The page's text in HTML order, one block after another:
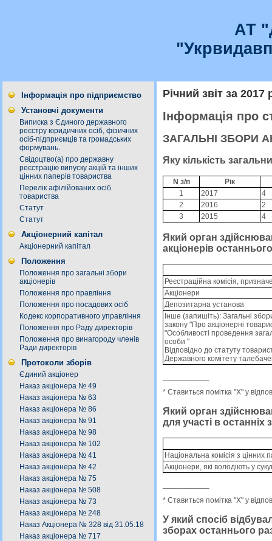
АТ
Інформація про підприємство
Установчі документи
Виписка з Єдиного державного
реєстру юридичних осіб, фізичних
осіб-підприємців та громадських
формувань.
Свідоцтво(а) про державну
реєстрацію випуску акцій та інших
цінних паперів товариства
Перелік афілійованих осіб
товариства
Статут
Статут
Акціонерний капітал
Акціонерний капітал
Положення
Положення про загальні збори
акціонерів
Положення про правління
Положення про посадових осіб
Кодекс корпоративного управління
Положення про Раду директорів
Положення про винагороду членів
Ради директорів
Протоколи зборів
Єдиний акціонер
Наказ акціонера № 49
Наказ акціонера № 63
Наказ акціонера № 86
Наказ акціонера № 91
Наказ акціонера № 98
Наказ акціонера № 102
Наказ акціонера № 41
Наказ акціонера № 42
Наказ акціонера № 75
Наказ акціонера № 508
Наказ акціонера № 73
Наказ акціонера № 248
Наказ Акціонера № 328 від 31.05.18
Наказ акціонера № 717
Річний звіт за 2017
Інформація про
ЗАГАЛЬНІ ЗБОРИ
Яку кількість
N з/п
Рік
1
2017
4
2
2016
2
3
2015 4
Який орган
акціонерів
Реєстраційна комісія,
Акціонери
Депозитарна установа
Інше (запишіть): Загальнi
закону "Про акцiонернi
"Особливостi проведення
особи "
Вiдповiдно до статуту
Державного комiтету
* Ставиться помітка "X" у
Який орган
для участі в
Національна комісія з цінних
Акціонери, які володіють у
* Ставиться помітка "X" у
У який спосіб
зборах останнього